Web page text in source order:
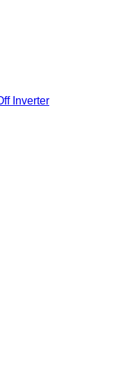
Inverter